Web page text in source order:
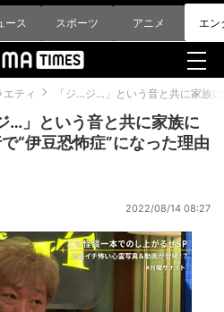
ース スポーツ アニメ エン
エティ 「ジ…ジ…」という音と共に家族
…」という音と共に家族に
“伊豆恐怖症”になった理由
2022/08/14 08:27